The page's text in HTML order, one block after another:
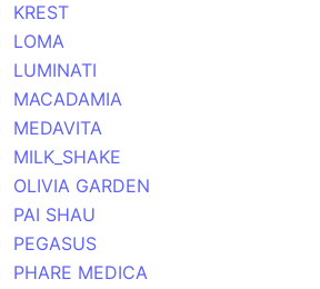
KREST
LOMA
LUMINATI
MACADAMIA
MEDAVITA
MILK_SHAKE
OLIVIA GARDEN
PAI SHAU
PEGASUS
PHARE MEDICA